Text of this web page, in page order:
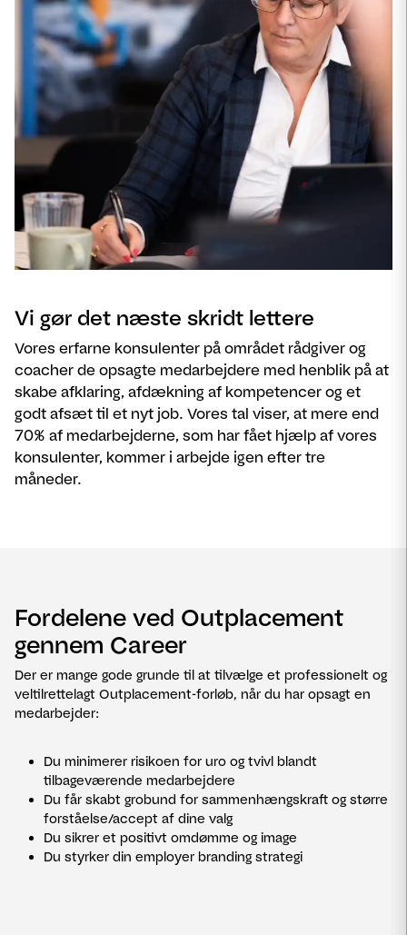
Vi gør det næste skridt lettere
Vores erfarne konsulenter på området rådgiver og
coacher de opsagte medarbejdere med henblik på at
skabe afklaring, afdækning af kompetencer og et
godt afsæt til et nyt job. Vores tal viser, at mere end
70% af medarbejderne, som har fået hjælp af vores
konsulenter, kommer i arbejde igen efter tre
måneder.
Fordelene ved Outplacement
gennem Career
Der er mange gode grunde til at tilvælge et professionelt og
veltilrettelagt Outplacement-forløb, når du har opsagt en
medarbejder:
Du minimerer risikoen for uro og tvivl blandt
tilbageværende medarbejdere
Du får skabt grobund for sammenhængskraft og større
forståelse/accept af dine valg
Du sikrer et positivt omdømme og image
Du styrker din employer branding strategi